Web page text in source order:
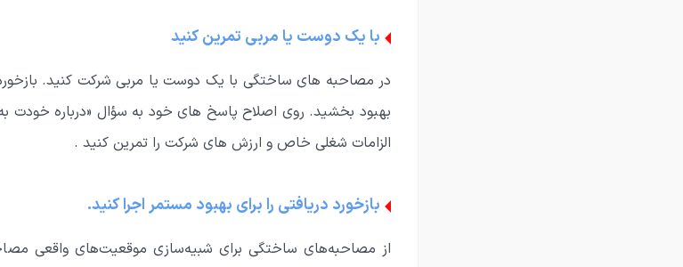
با یک دوست یا مربی تمرین کنید
در مصاحبه های ساختگی با یک دوست یا مربی شرکت کنید.
بهبود بخشید. روی اصلاح پاسخ های خود به سؤال «درباره خودت
الزامات شغلی خاص و ارزش های شرکت را تمرین کنید .
بازخورد دریافتی را برای بهبود مستمر اجرا کنید.
از مصاحبه‌های ساختگی برای شبیه‌سازی موقعیت‌های واقعی